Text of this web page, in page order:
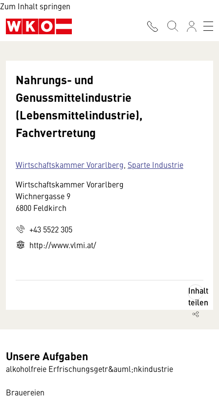
Zum Inhalt springen
Nahrungs- und
Genussmittelindustrie
(Lebensmittelindustrie),
Fachvertretung
Wirtschaftskammer Vorarlberg Sparte Industrie
Wirtschaftskammer Vorarlberg
Wichnergasse 9
6800 Feldkirch
+43 5522 305
http://www.vlmi.at/
Inhalt
teilen
Unsere Aufgaben
alkoholfreie Erfrischungsgetr&auml;nkindustrie
Brauereien